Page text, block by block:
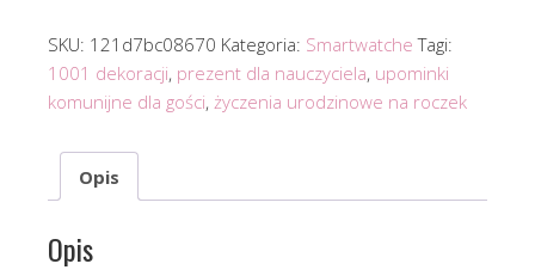
SKU: 121d7bc08670 Kategoria: Smartwatche Tagi:
1001 dekoracji, prezent dla nauczyciela, upominki
komunijne dla gości, życzenia urodzinowe na roczek
Opis
Opis